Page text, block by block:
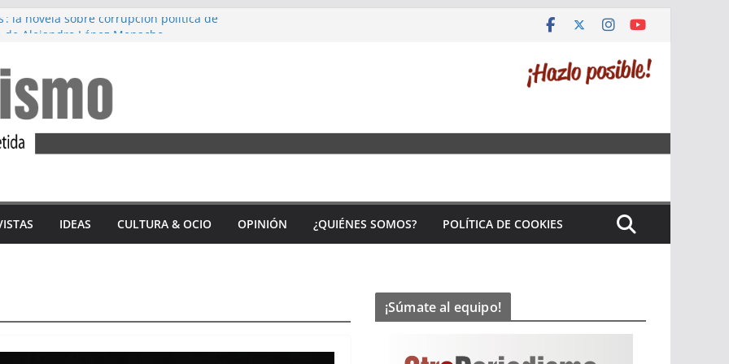
la novela sobre corrupción política de
de Accem: Por qué huyen las mujeres
de las víctimas mortales por
en 2023 son andaluzas
del ‘Alfajor Solidario’: unión exitosa del
IDEAS CULTURA & OCIO OPINIÓN ¿QUIÉNES SOMOS? POLÍTICA DE COOKIES
¡Súmate al equipo!